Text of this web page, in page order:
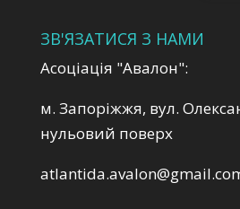
ЗВ'ЯЗАТИСЯ З НАМИ
Асоціація "Авалон":
м. Запоріжжя, вул.
нульовий поверх